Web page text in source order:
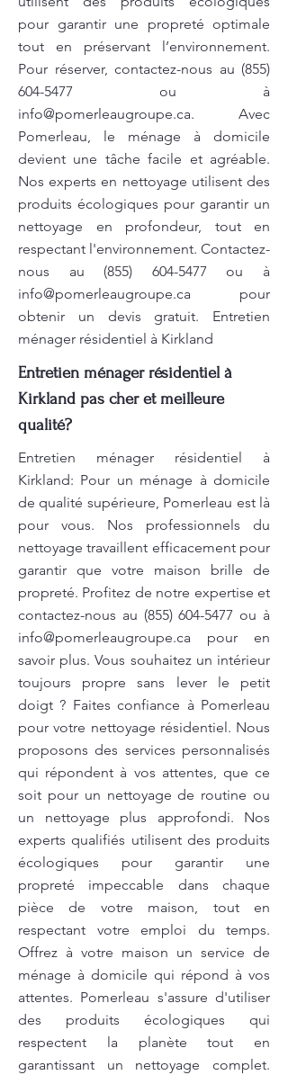
pour garantir une propreté optimale
tout en préservant l’environnement.
Pour réserver, contactez-nous au (855)
604-5477 ou à
info@pomerleaugroupe.ca. Avec
Pomerleau, le ménage à domicile
devient une tâche facile et agréable.
Nos experts en nettoyage utilisent des
produits écologiques pour garantir un
nettoyage en profondeur, tout en
respectant l'environnement. Contactez-
nous au (855) 604-5477 ou à
info@pomerleaugroupe.ca pour
obtenir un devis gratuit. Entretien
ménager résidentiel à Kirkland
Entretien ménager résidentiel à
Kirkland pas cher et meilleure
qualité?
Entretien ménager résidentiel à
Kirkland: Pour un ménage à domicile
de qualité supérieure, Pomerleau est là
pour vous. Nos professionnels du
nettoyage travaillent efficacement pour
garantir que votre maison brille de
propreté. Profitez de notre expertise et
contactez-nous au (855) 604-5477 ou à
info@pomerleaugroupe.ca pour en
savoir plus. Vous souhaitez un intérieur
toujours propre sans lever le petit
doigt ? Faites confiance à Pomerleau
pour votre nettoyage résidentiel. Nous
proposons des services personnalisés
qui répondent à vos attentes, que ce
soit pour un nettoyage de routine ou
un nettoyage plus approfondi. Nos
experts qualifiés utilisent des produits
écologiques pour garantir une
propreté impeccable dans chaque
pièce de votre maison, tout en
respectant votre emploi du temps.
Offrez à votre maison un service de
ménage à domicile qui répond à vos
attentes. Pomerleau s'assure d'utiliser
des produits écologiques qui
respectent la planète tout en
garantissant un nettoyage complet.